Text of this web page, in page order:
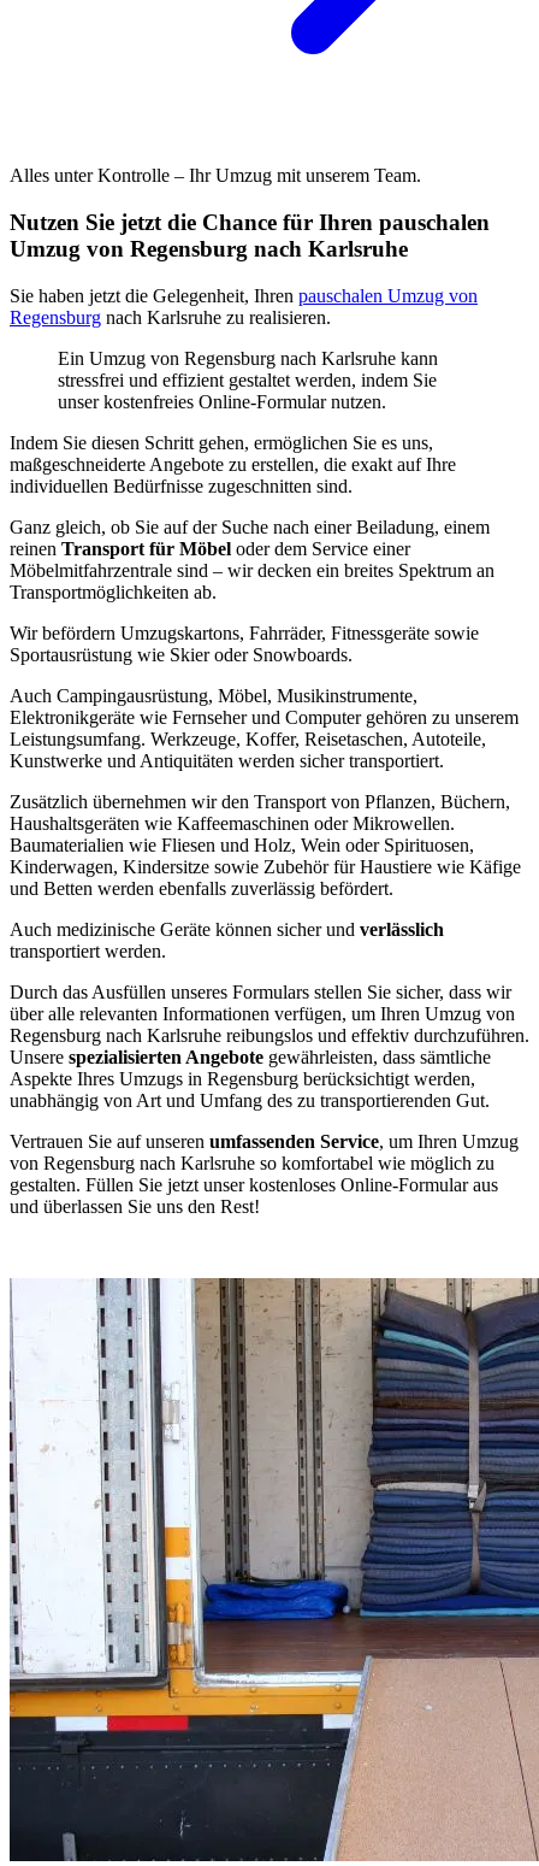
Alles unter Kontrolle – Ihr Umzug mit unserem Team.
Nutzen Sie jetzt die Chance für Ihren pauschalen
Umzug von Regensburg nach Karlsruhe
Sie haben jetzt die Gelegenheit, Ihren pauschalen Umzug von
Regensburg nach Karlsruhe zu realisieren.
Ein Umzug von Regensburg nach Karlsruhe kann
stressfrei und effizient gestaltet werden, indem Sie
unser kostenfreies Online-Formular nutzen.
Indem Sie diesen Schritt gehen, ermöglichen Sie es uns,
maßgeschneiderte Angebote zu erstellen, die exakt auf Ihre
individuellen Bedürfnisse zugeschnitten sind.
Ganz gleich, ob Sie auf der Suche nach einer Beiladung, einem
reinen Transport für Möbel oder dem Service einer
Möbelmitfahrzentrale sind – wir decken ein breites Spektrum an
Transportmöglichkeiten ab.
Wir befördern Umzugskartons, Fahrräder, Fitnessgeräte sowie
Sportausrüstung wie Skier oder Snowboards.
Auch Campingausrüstung, Möbel, Musikinstrumente,
Elektronikgeräte wie Fernseher und Computer gehören zu unserem
Leistungsumfang. Werkzeuge, Koffer, Reisetaschen, Autoteile,
Kunstwerke und Antiquitäten werden sicher transportiert.
Zusätzlich übernehmen wir den Transport von Pflanzen, Büchern,
Haushaltsgeräten wie Kaffeemaschinen oder Mikrowellen.
Baumaterialien wie Fliesen und Holz, Wein oder Spirituosen,
Kinderwagen, Kindersitze sowie Zubehör für Haustiere wie Käfige
und Betten werden ebenfalls zuverlässig befördert.
Auch medizinische Geräte können sicher und verlässlich
transportiert werden.
Durch das Ausfüllen unseres Formulars stellen Sie sicher, dass wir
über alle relevanten Informationen verfügen, um Ihren Umzug von
Regensburg nach Karlsruhe reibungslos und effektiv durchzuführen.
Unsere spezialisierten Angebote gewährleisten, dass sämtliche
Aspekte Ihres Umzugs in Regensburg berücksichtigt werden,
unabhängig von Art und Umfang des zu transportierenden Gut.
Vertrauen Sie auf unseren umfassenden Service, um Ihren Umzug
von Regensburg nach Karlsruhe so komfortabel wie möglich zu
gestalten. Füllen Sie jetzt unser kostenloses Online-Formular aus
und überlassen Sie uns den Rest!